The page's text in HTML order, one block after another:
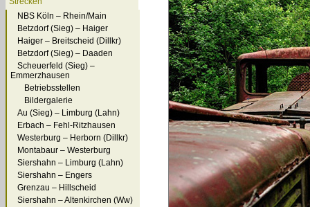
NBS Köln – Rhein/Main
Betzdorf (Sieg) – Haiger
Haiger – Breitscheid (Dillkr)
Betzdorf (Sieg) – Daaden
Scheuerfeld (Sieg) –
Emmerzhausen
Betriebsstellen
Bildergalerie
Au (Sieg) – Limburg (Lahn)
Erbach – Fehl-Ritzhausen
Westerburg – Herborn (Dillkr)
Montabaur – Westerburg
Siershahn – Limburg (Lahn)
Siershahn – Engers
Grenzau – Hillscheid
Siershahn – Altenkirchen (Ww)